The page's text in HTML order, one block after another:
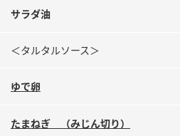
サラダ油
＜タルタルソース＞
ゆで卵
たまねぎ （みじん切り）